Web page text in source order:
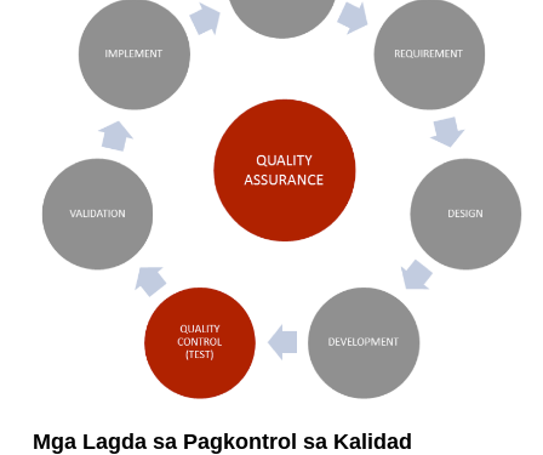
Mga Lagda sa Pagkontrol sa Kalidad